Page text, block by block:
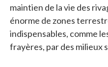
maintien de la vie des
énorme de zones
indispensables, comme
frayères, par des milieux